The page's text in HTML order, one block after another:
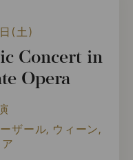
(土)
Concert in
Opera
ザール, ウィーン,